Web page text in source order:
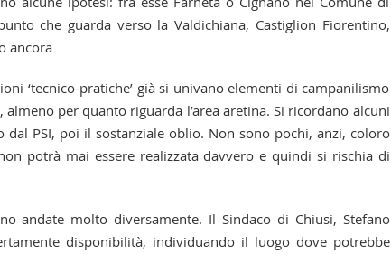
che guarda verso la Valdichiana, Castiglion Fiorentino,
ancora
‘tecnico-pratiche’ già si univano elementi di campanilismo
per quanto riguarda l’area aretina. Si ricordano alcuni
PSI, poi il sostanziale oblio. Non sono pochi, anzi, coloro
potrà mai essere realizzata davvero e quindi si rischia di
andate molto diversamente. Il Sindaco di Chiusi, Stefano
disponibilità, individuando il luogo dove potrebbe